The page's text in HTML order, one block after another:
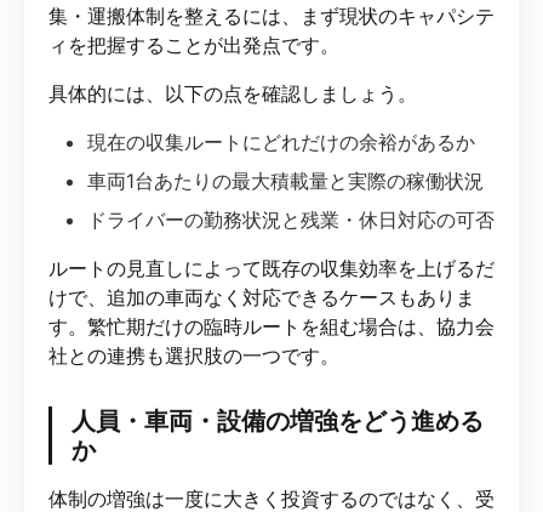
集・運搬体制を整えるには、まず現状のキャパシテ
ィを把握することが出発点です。
具体的には、以下の点を確認しましょう。
現在の収集ルートにどれだけの余裕があるか
車両1台あたりの最大積載量と実際の稼働状況
ドライバーの勤務状況と残業・休日対応の可否
ルートの見直しによって既存の収集効率を上げるだ
けで、追加の車両なく対応できるケースもありま
す。繁忙期だけの臨時ルートを組む場合は、協力会
社との連携も選択肢の一つです。
人員・車両・設備の増強をどう進める
か
体制の増強は一度に大きく投資するのではなく、受